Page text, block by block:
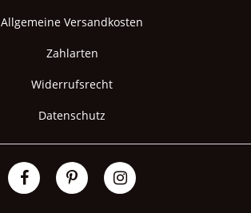
Allgemeine Versandkosten
Zahlarten
Widerrufsrecht
Datenschutz